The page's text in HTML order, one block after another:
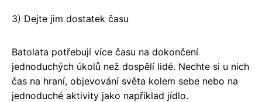
3) Dejte jim dostatek času
Batolata potřebují více času na dokončení
jednoduchých úkolů než dospělí lidé. Nechte si u nich
čas na hraní, objevování světa kolem sebe nebo na
jednoduché aktivity jako například jídlo.